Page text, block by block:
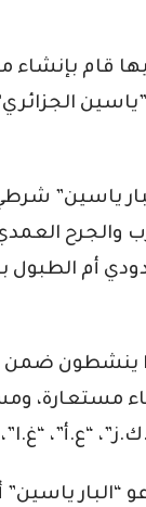
قام بإنشاء
ياسين”
والجرح
أم الطبول
4 متهمين كانوا
مستعارة،
“ع.أ”،
“البار